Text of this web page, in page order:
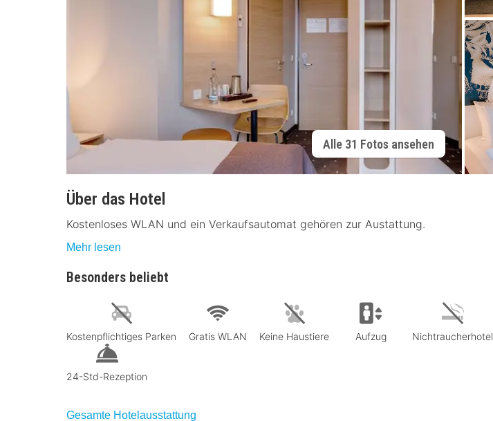
Alle 31 Fotos ansehen
Über das Hotel
Kostenloses WLAN und ein Verkaufsautomat gehören zur Austattung.
Mehr lesen
Besonders beliebt
Kostenpflichtiges Parken Gratis WLAN Keine Haustiere Aufzug Nichtraucherhotel
24-Std-Rezeption
Gesamte Hotelausstattung